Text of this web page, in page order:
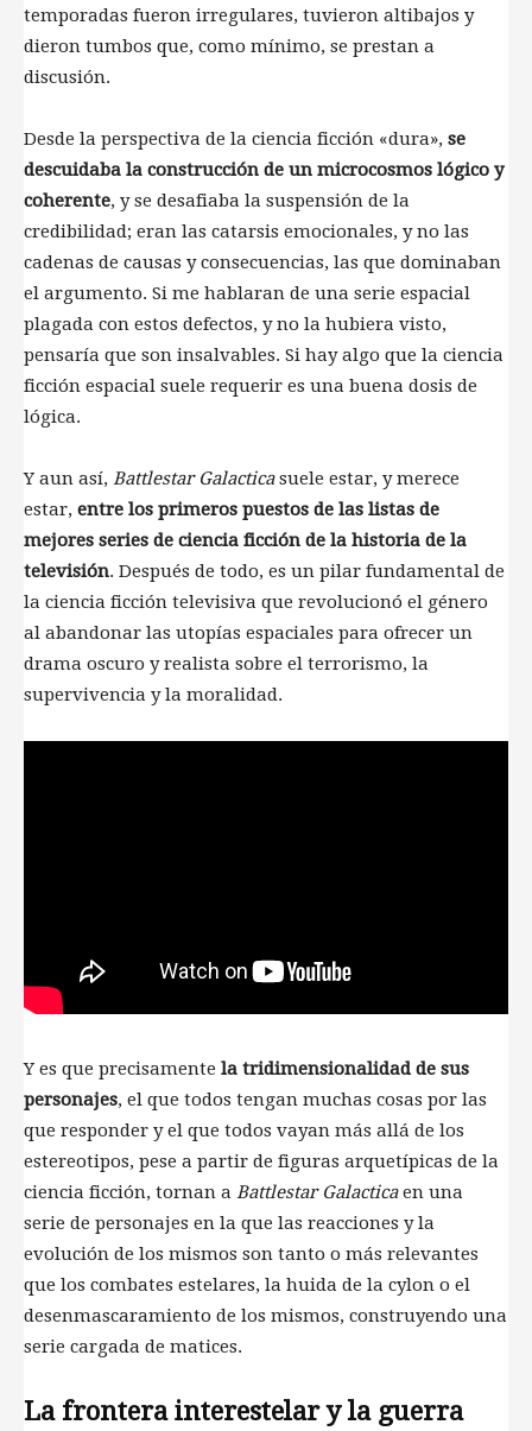
temporadas fueron irregulares, tuvieron altibajos y
dieron tumbos que, como mínimo, se prestan a
discusión.
Desde la perspectiva de la ciencia ficción «dura», se
descuidaba la construcción de un microcosmos lógico y
coherente, y se desafiaba la suspensión de la
credibilidad; eran las catarsis emocionales, y no las
cadenas de causas y consecuencias, las que dominaban
el argumento. Si me hablaran de una serie espacial
plagada con estos defectos, y no la hubiera visto,
pensaría que son insalvables. Si hay algo que la ciencia
ficción espacial suele requerir es una buena dosis de
lógica.
Y aun así, Battlestar Galacticasuele estar, y merece
estar, entre los primeros puestos de las listas de
mejores series de ciencia ficción de la historia de la
televisión. Después de todo, es un pilar fundamental de
la ciencia ficción televisiva que revolucionó el género
al abandonar las utopías espaciales para ofrecer un
drama oscuro y realista sobre el terrorismo, la
supervivencia y la moralidad.
Y es que precisamente la tridimensionalidad de sus
personajes, el que todos tengan muchas cosas por las
que responder y el que todos vayan más allá de los
estereotipos, pese a partir de figuras arquetípicas de la
ciencia ficción, tornan a Battlestar Galacticaen una
serie de personajes en la que las reacciones y la
evolución de los mismos son tanto o más relevantes
que los combates estelares, la huida de la cylon o el
desenmascaramiento de los mismos, construyendo una
serie cargada de matices.
La frontera interestelar y la guerra